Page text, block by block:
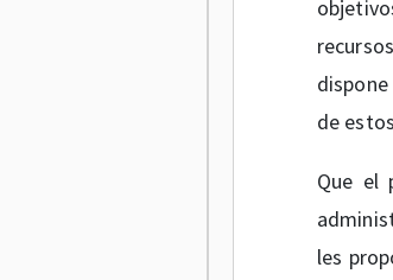
de
Que el
les